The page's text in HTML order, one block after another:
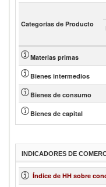
Categorías de Producto
Materias primas
Bienes intermedios
Bienes de consumo
Bienes de capital
INDICADORES DE
Índice de HH sobre